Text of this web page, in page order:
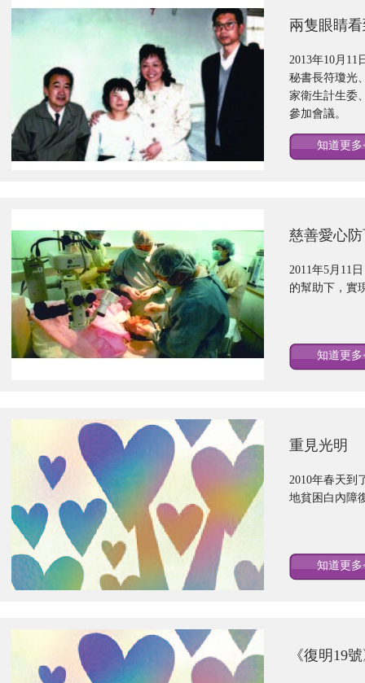
兩隻眼睛
2013年10月
秘書長符瓊光
家衛生計生委
參加會議。
知道更多
慈善愛心
2011年5月11
的幫助下，實
知道更多
重見光明
2010年春天到
地貧困白內障
知道更多
《復明19